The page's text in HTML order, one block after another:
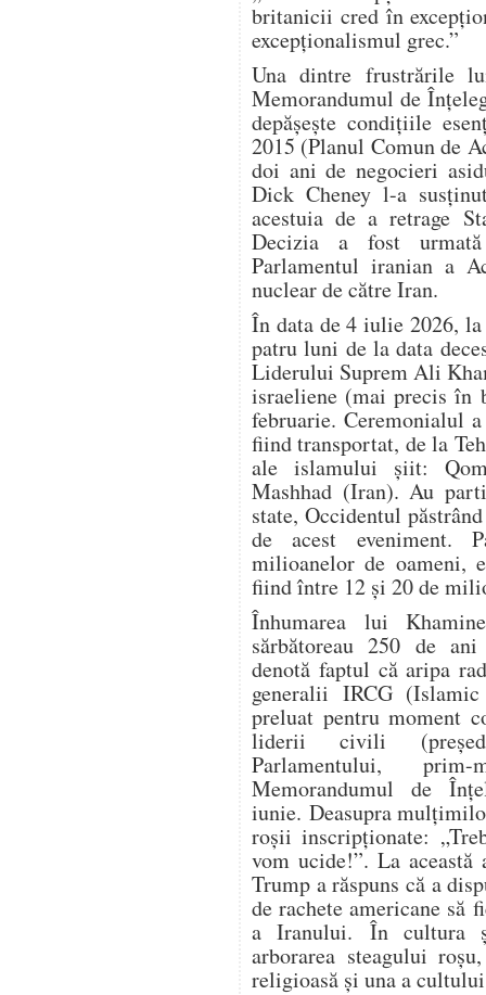
britanicii cred în
excepționalismul grec.”
Una dintre frustrările
Memorandumul de
depășește condițiile
2015 (Planul Comun de
doi ani de negocieri
Dick Cheney l-a
acestuia de a retrage
Decizia a fost
Parlamentul iranian a
nuclear de către Iran.
În data de 4 iulie 2026,
patru luni de la data
Liderului Suprem Ali
israeliene (mai precis în
februarie. Ceremonialul
fiind transportat, de la
ale islamului șiit:
Mashhad (Iran). Au
state, Occidentul
de acest eveniment.
milioanelor de oameni,
fiind între 12 și 20 de
Înhumarea lui
sărbătoreau 250 de
denotă faptul că aripa
generalii IRCG
preluat pentru moment
liderii civili
Parlamentului,
Memorandumul de
iunie. Deasupra
roșii inscripționate:
vom ucide!”. La această
Trump a răspuns că a
de rachete americane să
a Iranului. În cultura
arborarea steagului
religioasă și una a